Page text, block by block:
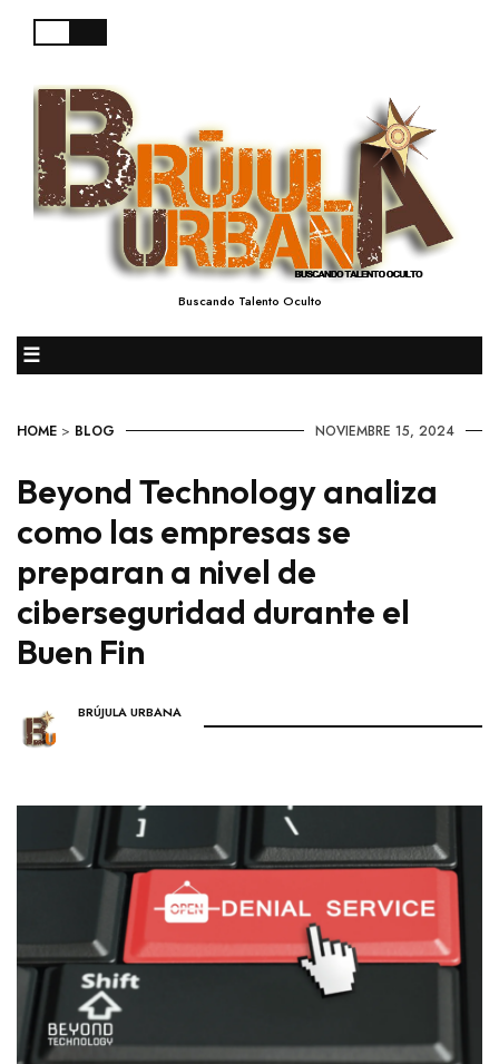
Buscando Talento Oculto
☰
HOME > BLOG NOVIEMBRE 15, 2024
Beyond Technology analiza
como las empresas se
preparan a nivel de
ciberseguridad durante el
Buen Fin
BRÚJULA URBANA